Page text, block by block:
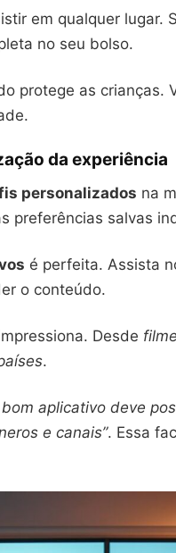
em qualquer lugar.
no seu bolso.
protege as crianças.
da experiência
personalizados na
preferências salvas
é perfeita. Assista
o conteúdo.
Desde
.
bom aplicativo deve
e canais”. Essa